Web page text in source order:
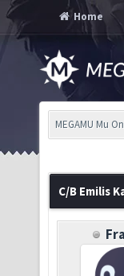
Home
MEGAMU Mu
C/B Emilis